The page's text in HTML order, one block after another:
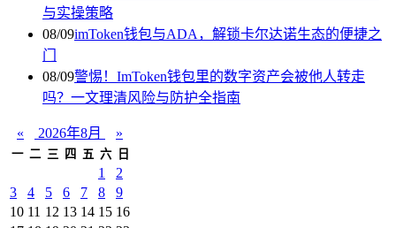
与实操策略
08/09imToken钱包与ADA，解锁卡尔达诺生态的便捷之
门
08/09警惕！ImToken钱包里的数字资产会被他人转走
吗？一文理清风险与防护全指南
« 2026年8月 »
一 二 三 四 五 六 日
1
2
3
4 5 6 7 8
9
10 11 12 13 14 15 16